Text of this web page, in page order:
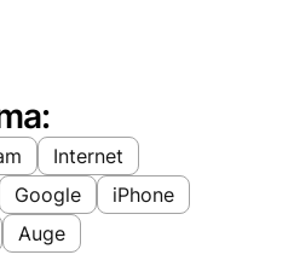
Internet
Google
iPhone
Auge